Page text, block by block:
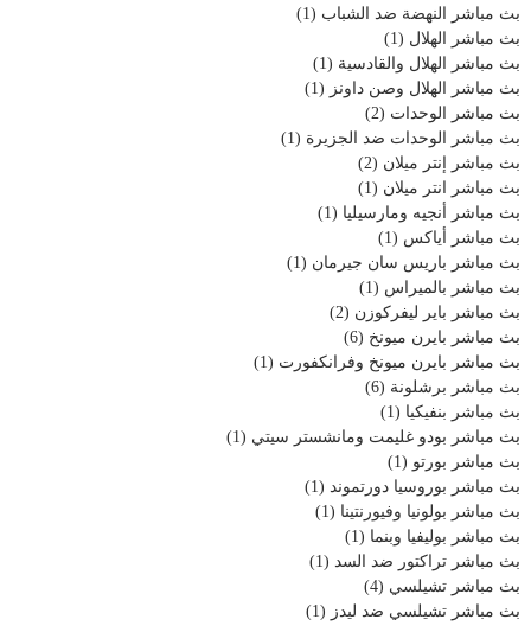
بث مباشر النهضة ضد الشباب (1)
بث مباشر الهلال (1)
بث مباشر الهلال والقادسية (1)
بث مباشر الهلال وصن داونز (1)
بث مباشر الوحدات (2)
بث مباشر الوحدات ضد الجزيرة (1)
بث مباشر إنتر ميلان (2)
بث مباشر انتر ميلان (1)
بث مباشر أنجيه ومارسيليا (1)
بث مباشر أياكس (1)
بث مباشر باريس سان جيرمان (1)
بث مباشر بالميراس (1)
بث مباشر باير ليفركوزن (2)
بث مباشر بايرن ميونخ (6)
بث مباشر بايرن ميونخ وفرانكفورت (1)
بث مباشر برشلونة (6)
بث مباشر بنفيكيا (1)
بث مباشر بودو غليمت ومانشستر سيتي (1)
بث مباشر بورتو (1)
بث مباشر بوروسيا دورتموند (1)
بث مباشر بولونيا وفيورنتينا (1)
بث مباشر بوليفيا وبنما (1)
بث مباشر تراكتور ضد السد (1)
بث مباشر تشيلسي (4)
بث مباشر تشيلسي ضد ليدز (1)